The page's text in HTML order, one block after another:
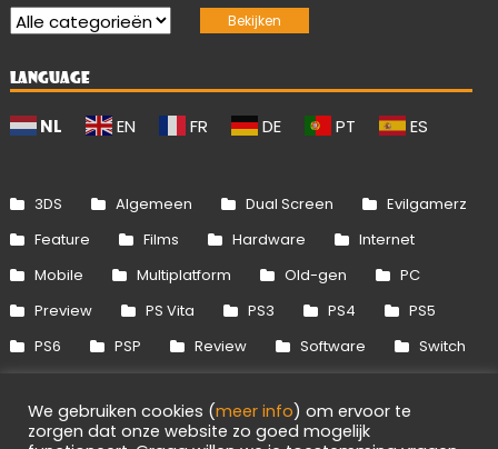
LANGUAGE
NL EN FR DE PT ES
3DS Algemeen Dual Screen
Evilgamerz
Feature
Films Hardware
Internet
Mobile
Multiplatform Old-gen
PC
Preview
PS Vita PS3 PS4
PS5
PS6
PSP Review Software
Switch
Xbox 360
Xbox One Xbox Series
We gebruiken cookies (meer info) om ervoor te
zorgen dat onze website zo goed mogelijk